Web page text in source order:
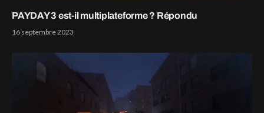
PAYDAY 3 est-il multiplateforme ? Répondu
16 septembre 2023